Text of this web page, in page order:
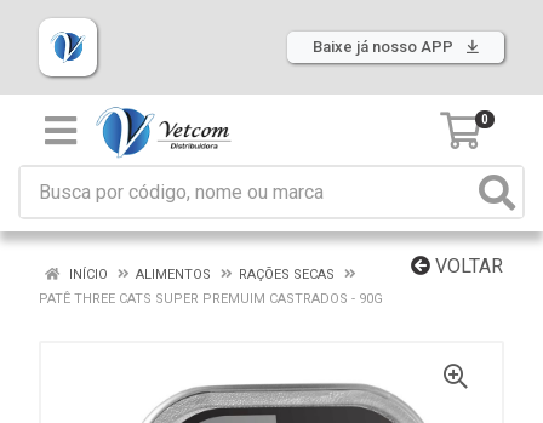
Baixe já nosso APP
0
VOLTAR
INÍCIO ALIMENTOS
RAÇÕES SECAS
PATÊ THREE CATS SUPER PREMUIM CASTRADOS - 90G